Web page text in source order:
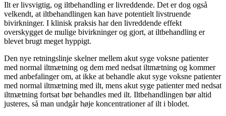
Ilt er livsvigtig, og iltbehandling er livreddende. Det er dog også
velkendt, at iltbehandlingen kan have potentielt livstruende
bivirkninger. I klinisk praksis har den livreddende effekt
overskygget de mulige bivirkninger og gjort, at iltbehandling er
blevet brugt meget hyppigt.
Den nye retningslinje skelner mellem akut syge voksne patienter
med normal iltmætning og dem med nedsat iltmætning og kommer
med anbefalinger om, at ikke at behandle akut syge voksne patienter
med normal iltmætning med ilt, mens akut syge patienter med nedsat
iltmætning fortsat bør behandles med ilt. Iltbehandlingen bør altid
justeres, så man undgår høje koncentrationer af ilt i blodet.